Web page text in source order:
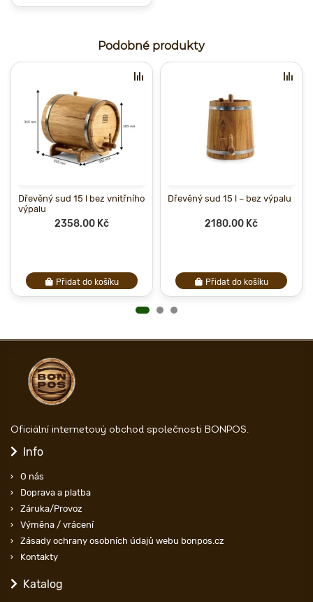
Podobné produkty
Dřevěný sud 15 l bez vnitřního
výpalu
2358.00 Kč
Přidat do košíku
Dřevěný sud 15 l – bez výpalu
2180.00 Kč
Přidat do košíku
Oficiální internetový obchod společnosti BONPOS.
Info
O nás
Doprava a platba
Záruka/Provoz
Výměna / vrácení
Zásady ochrany osobních údajů webu bonpos.cz
Kontakty
Katalog